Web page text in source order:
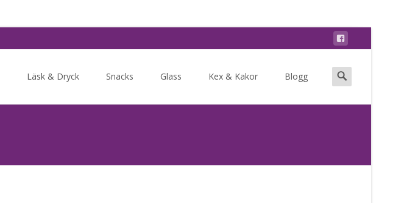
Läsk & Dryck Snacks Glass Kex & Kakor Blogg
Search
for: